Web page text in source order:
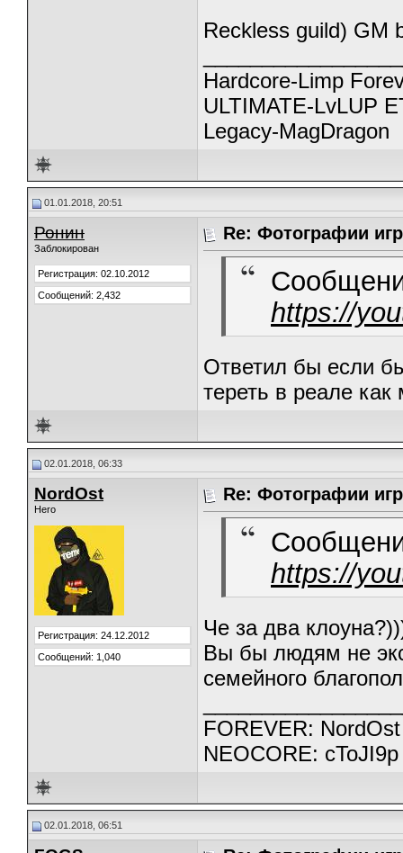
Reckless guild) GM
Hardcore-Limp
ULTIMATE-LvLUP
Legacy-MagDragon
01.01.2018, 20:51
Ронин
Заблокирован
Регистрация: 02.10.2012
Сообщений: 2,432
Re: Фотографии
https://
Ответил бы если
тереть в реале
02.01.2018, 06:33
NordOst
Hero
Регистрация: 24.12.2012
Сообщений: 1,040
Re: Фотографии
https://
Че за два
Вы бы людям не
семейного
FOREVER:
NEOCORE:
02.01.2018, 06:51